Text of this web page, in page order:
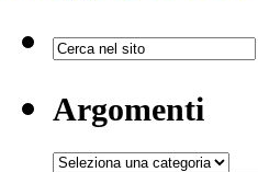
Argomenti
Argomenti